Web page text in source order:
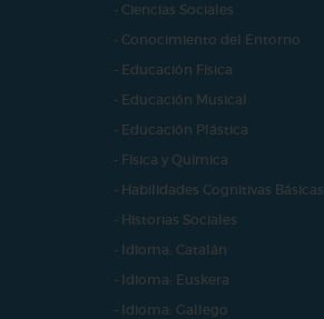
- Ciencias Sociales
- Conocimiento del Entorno
- Educación Física
- Educación Musical
- Educación Plástica
- Física y Química
- Habilidades Cognitivas Básicas
- Historias Sociales
- Idioma: Catalán
- Idioma: Euskera
- Idioma: Gallego